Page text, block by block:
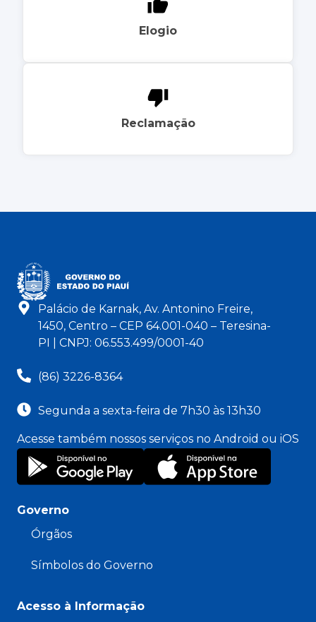
Elogio
Reclamação
Palácio de Karnak, Av. Antonino Freire,
1450, Centro – CEP 64.001-040 – Teresina-
PI | CNPJ: 06.553.499/0001-40
(86) 3226-8364
Segunda a sexta-feira de 7h30 às 13h30
Acesse também nossos serviços no Android ou iOS
Governo
Órgãos
Símbolos do Governo
Acesso à Informação